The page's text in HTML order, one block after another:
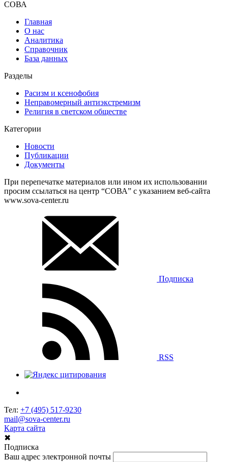
СОВА
Главная
О нас
Аналитика
Справочник
База данных
Разделы
Расизм и ксенофобия
Неправомерный антиэкстремизм
Религия в светском обществе
Категории
Новости
Публикации
Документы
При перепечатке материалов или ином их использовании
просим ссылаться на центр “СОВА” с указанием веб-сайта
www.sova-center.ru
Подписка
RSS
Тел: +7 (495) 517-9230
mail@sova-center.ru
Карта сайта
✖
Подписка
Ваш адрес электронной почты